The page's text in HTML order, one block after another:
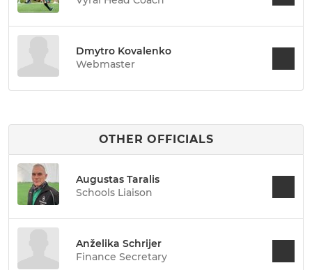
Dmytro Kovalenko
Webmaster
OTHER OFFICIALS
Augustas Taralis
Schools Liaison
Anželika Schrijer
Finance Secretary